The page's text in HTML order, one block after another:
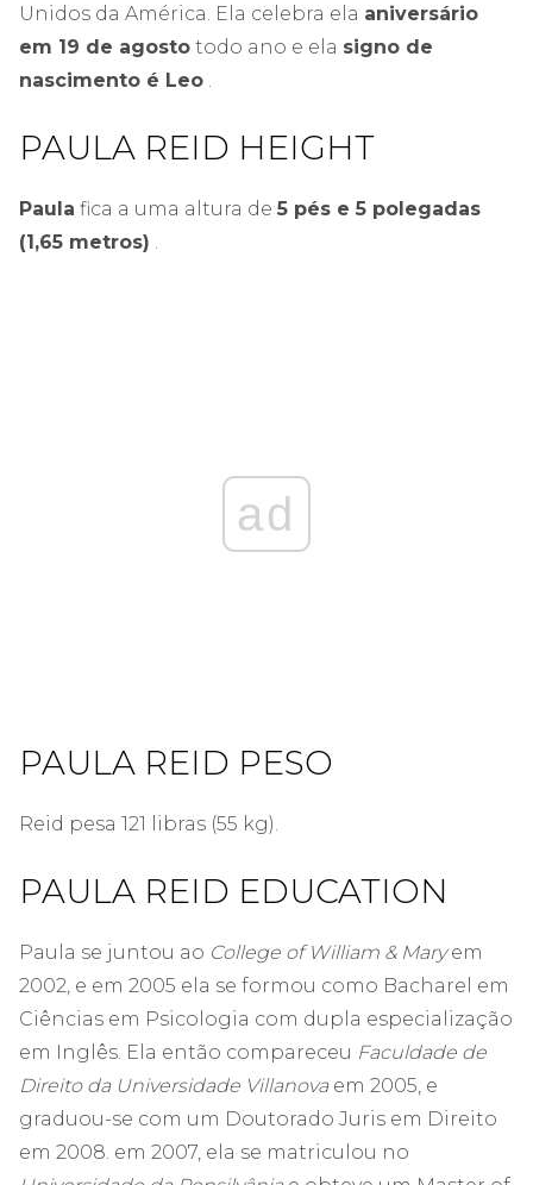
Unidos da América. Ela celebra ela aniversário
em 19 de agosto todo ano e ela signo de
nascimento é Leo
PAULA REID HEIGHT
Paula fica a uma altura de 5 pés e 5 polegadas
(1,65 metros)
ad
PAULA REID PESO
Reid pesa 121 libras (55 kg).
PAULA REID EDUCATION
Paula se juntou ao College of William & Maryem
2002, e em 2005 ela se formou como Bacharel em
Ciências em Psicologia com dupla especialização
em Inglês. Ela então compareceu Faculdade de
Direito da Universidade Villanovaem 2005, e
graduou-se com um Doutorado Juris em Direito
em 2008. em 2007, ela se matriculou no